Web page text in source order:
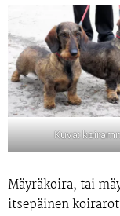
Kuva:
Mäyräkoira, tai
itsepäinen